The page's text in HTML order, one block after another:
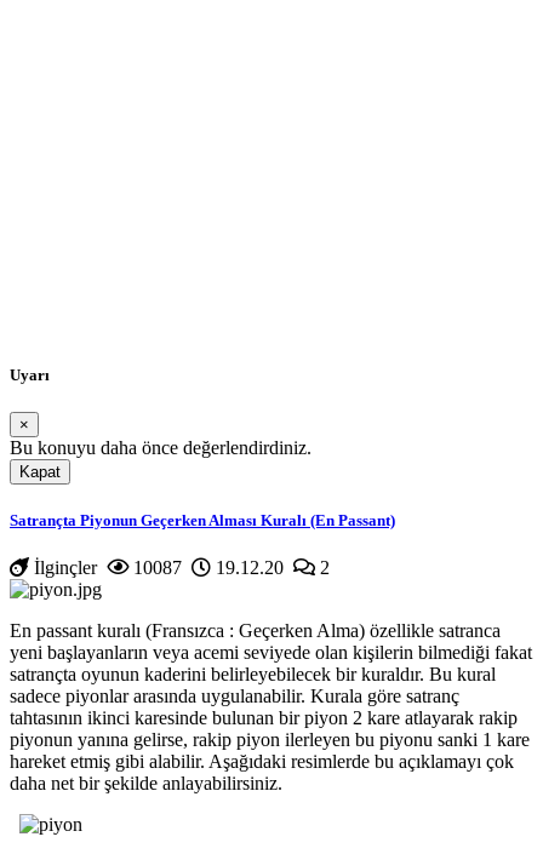
Uyarı
×
Bu konuyu daha önce değerlendirdiniz.
Kapat
Yükleniyor...
Satrançta Piyonun Geçerken Alması Kuralı (En Passant)
İlginçler 10087 19.12.20 2
En passant kuralı (Fransızca : Geçerken Alma) özellikle satranca
yeni başlayanların veya acemi seviyede olan kişilerin bilmediği fakat
satrançta oyunun kaderini belirleyebilecek bir kuraldır. Bu kural
sadece piyonlar arasında uygulanabilir. Kurala göre satranç
tahtasının ikinci karesinde bulunan bir piyon 2 kare atlayarak rakip
piyonun yanına gelirse, rakip piyon ilerleyen bu piyonu sanki 1 kare
hareket etmiş gibi alabilir. Aşağıdaki resimlerde bu açıklamayı çok
daha net bir şekilde anlayabilirsiniz.